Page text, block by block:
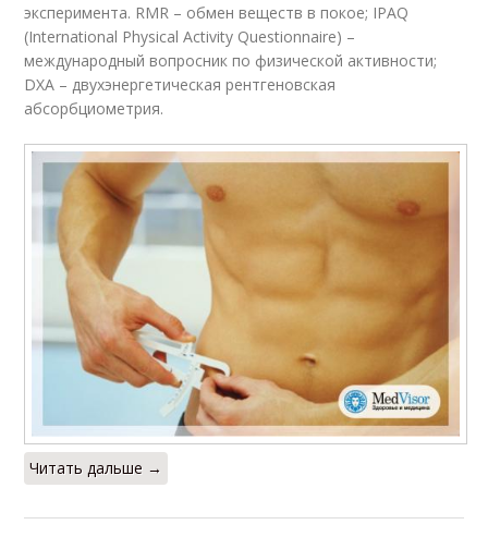
эксперимента. RMR – обмен веществ в покое; IPAQ
(International Physical Activity Questionnaire) –
международный вопросник по физической активности;
DXA – двухэнергетическая рентгеновская
абсорбциометрия.
Читать дальше →